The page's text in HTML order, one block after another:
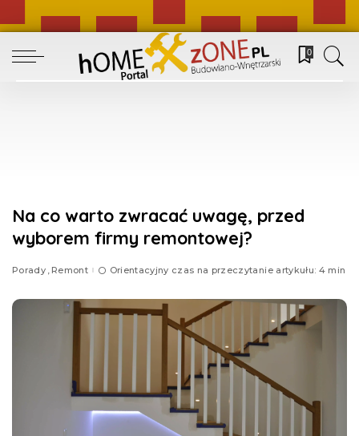
0
Na co warto zwracać uwagę, przed
wyborem firmy remontowej?
Porady Remont Orientacyjny czas na przeczytanie artykułu: 4 min